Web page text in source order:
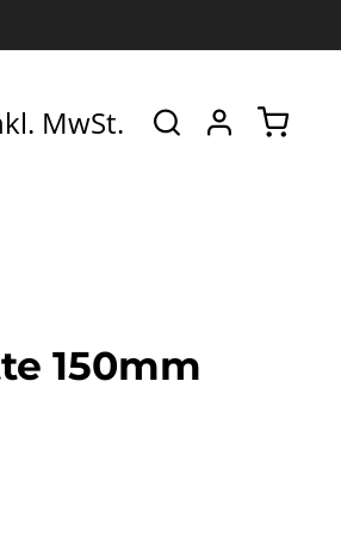
MwSt.
150mm